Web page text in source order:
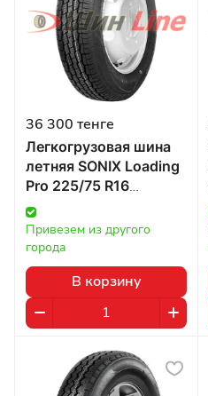
36 300 тенге
Легкогрузовая шина
летняя SONIX Loading
Pro 225/75 R16
Привезем из другого
города
В корзину